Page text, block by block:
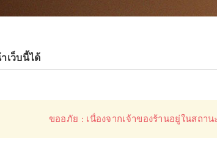
เว็บนี้ได้
ขออภัย : เนื่องจากเจ้าของร้านอยู่ในสถ